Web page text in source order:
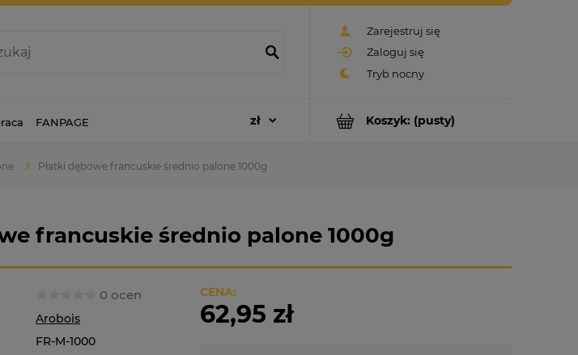
Zarejestruj się
Zaloguj się
Koszyk: (pusty)
FANPAGE
Płatki dębowe francuskie średnio palone 1000g
francuskie średnio palone 1000g
0 ocen
Arobois
FR-M-1000
CENA:
62,95 zł